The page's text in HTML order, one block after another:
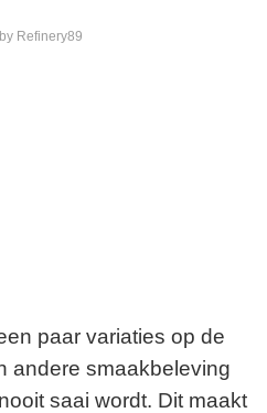
Refinery89
paar variaties op de
andere smaakbeleving
saai wordt. Dit maakt